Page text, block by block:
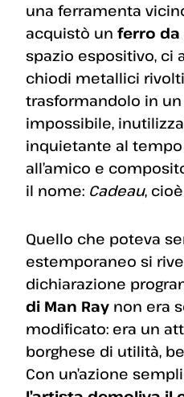
una ferramenta
acquistò un ferro da
spazio espositivo, ci
chiodi metallici
trasformandolo in
impossibile,
inquietante al tempo
all’amico e
il nome: Cadeau,
Quello che poteva
estemporaneo si
dichiarazione
di Man Ray non era
modificato: era un
borghese di utilità,
Con un’azione